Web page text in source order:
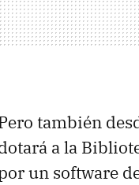
también
a la
un software